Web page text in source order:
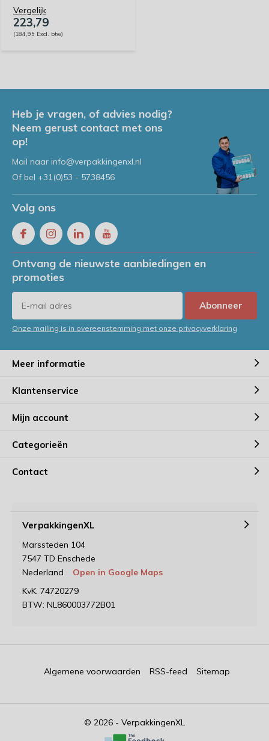
Vergelijk
223,79
(184,95 Excl. btw)
Heb je vragen, of advies nodig?
Neem gerust contact met ons
op!
Mail naar info@verpakkingenxl.nl
Of bel +31(0)53 - 5738456
Volg ons
Ontvang de nieuwste aanbiedingen en
promoties
Abonneer
Onze mailing is in overeenstemming met onze privacyverklaring
Meer informatie
Klantenservice
Mijn account
Categorieën
Contact
VerpakkingenXL
Marssteden 104
7547 TD Enschede
Nederland
Open in Google Maps
KvK: 74720279
BTW: NL860003772B01
© 2026 - VerpakkingenXL
Algemene voorwaarden RSS-feed Sitemap